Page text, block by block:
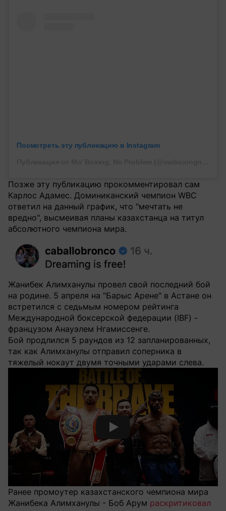
Посмотреть эту публикацию в Instagram
Позже эту публикацию прокомментировал сам
Карлос Адамес. Доминиканский чемпион WBC
ответил на данный график, что "мечтать не
вредно", высмеивая планы казахстанца на титул
абсолютного чемпиона мира.
Жанибек Алимханулы провел свой последний бой
на родине. 5 апреля на "Барыс Арене" в Астане он
встретился с седьмым номером рейтинга
Международной боксерской федерации (IBF) -
французом Анауэлем Нгамиссенге.
Бой продлился 5 раундов из 12 запланированных,
так как Алимханулы отправил соперника в
тяжелый нокаут двумя точными ударами слева.
Смотреть видео YouTube
Ранее промоутер казахстанского чемпиона мира
Жанибека Алимханулы - Боб Арум раскритиковал